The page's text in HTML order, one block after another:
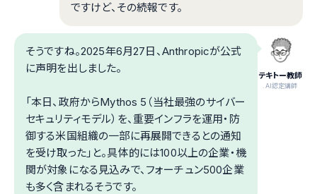
ですけど、その続報です。
テキトー教師
.AI認定講師
そうですね。2025年6月27日、Anthropicが公式
に声明を出しました。
「本日、政府からMythos 5（当社最強のサイバー
セキュリティモデル）を、重要インフラを運用・防
御する米国組織の一部に再展開できるとの通知
を受け取った」と。具体的には100以上の企業・機
関が対象になる見込みで、フォーチュン500企業
も多く含まれるそうです。